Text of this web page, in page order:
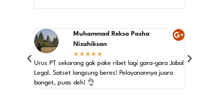
Muhammad Reksa Pasha
Nizahiksan
★★★★★
Urus PT sekarang gak pake ribet lagi gara-gara Jabal
Legal. Satset langsung beres! Pelayanannya juara
banget, puas deh! 👌
Gak